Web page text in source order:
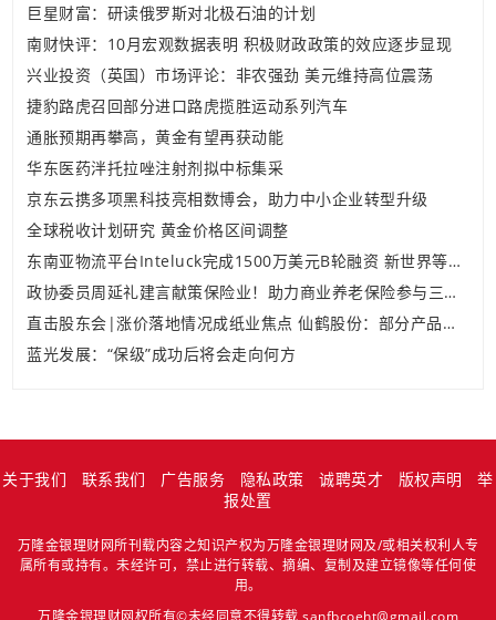
巨星财富：研读俄罗斯对北极石油的计划
南财快评：10月宏观数据表明 积极财政政策的效应逐步显现
兴业投资（英国）市场评论：非农强劲 美元维持高位震荡
捷豹路虎召回部分进口路虎揽胜运动系列汽车
通胀预期再攀高，黄金有望再获动能
华东医药泮托拉唑注射剂拟中标集采
京东云携多项黑科技亮相数博会，助力中小企业转型升级
全球税收计划研究 黄金价格区间调整
东南亚物流平台Inteluck完成1500万美元B轮融资 新世界等投资
政协委员周延礼建言献策保险业！助力商业养老保险参与三支柱建设，促进商保社保协同
直击股东会|涨价落地情况成纸业焦点 仙鹤股份：部分产品提价将超成本涨幅
蓝光发展：“保级”成功后将会走向何方
关于我们 联系我们 广告服务 隐私政策 诚聘英才 版权声明
举
报处置
万隆金银理财网所刊载内容之知识产权为万隆金银理财网及/或相关权利人专
属所有或持有。未经许可，禁止进行转载、摘编、复制及建立镜像等任何使
用。
万隆金银理财网权所有©未经同意不得转载 sanfbcoeht@gmail.com